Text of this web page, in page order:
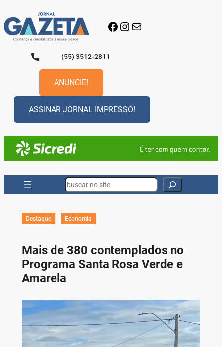
para
o
conteúdo
Facebook
Instagram
E-mail
(55) 3512-2811
ANUNCIE!
ASSINAR JORNAL IMPRESSO!
Search
Destaque Economia
Mais de 380 contemplados no
Programa Santa Rosa Verde e
Amarela